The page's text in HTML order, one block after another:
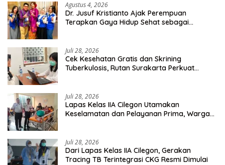
Agustus 4, 2026
Dr. Jusuf Kristianto Ajak Perempuan
Terapkan Gaya Hidup Sehat sebagai
Juli 28, 2026
Cek Kesehatan Gratis dan Skrining
Tuberkulosis, Rutan Surakarta Perkuat
Juli 28, 2026
Lapas Kelas IIA Cilegon Utamakan
Keselamatan dan Pelayanan Prima, Warga
Juli 28, 2026
Dari Lapas Kelas IIA Cilegon, Gerakan
Tracing TB Terintegrasi CKG Resmi Dimulai